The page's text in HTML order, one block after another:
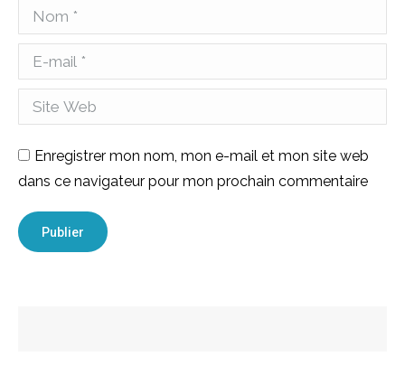
Nom *
E-mail *
Site Web
Enregistrer mon nom, mon e-mail et mon site web
dans ce navigateur pour mon prochain commentaire
Publier